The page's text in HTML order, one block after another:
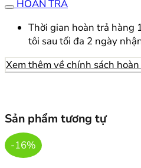
HOÀN TRẢ
Thời gian hoàn trả hàng
tôi sau tối đa 2 ngày
Xem thêm về chính sách
Sản phẩm tương tự
-16%